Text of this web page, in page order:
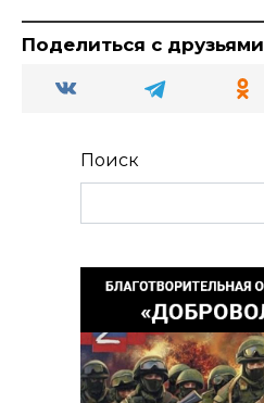
Поделиться с друзьями
Поиск